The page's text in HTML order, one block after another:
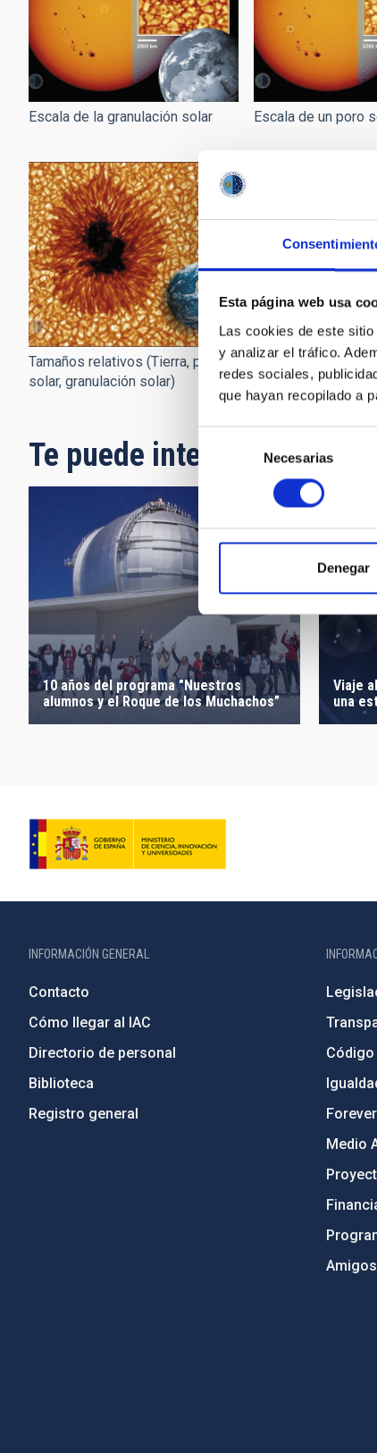
Esta página web usa
Las cookies de este
y analizar el tráfico.
redes sociales,
que hayan recopilado a
de
consentimiento
Necesarias
Denegar
Escala de la granulación solar Escala de un poro
Tamaños relativos (Tierra, poro
solar, granulación solar)
Viento solar
Te puede interesar
10 años del programa "Nuestros
alumnos y el Roque de los Muchachos”
Viaje
una
INFORMACIÓN GENERAL
Contacto
Cómo llegar al IAC
Directorio de personal
Biblioteca
Registro general
Medio